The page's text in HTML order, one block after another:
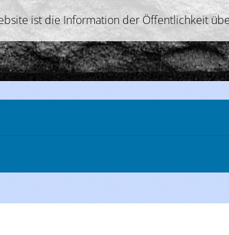
ist die Information der Öffentlichkeit